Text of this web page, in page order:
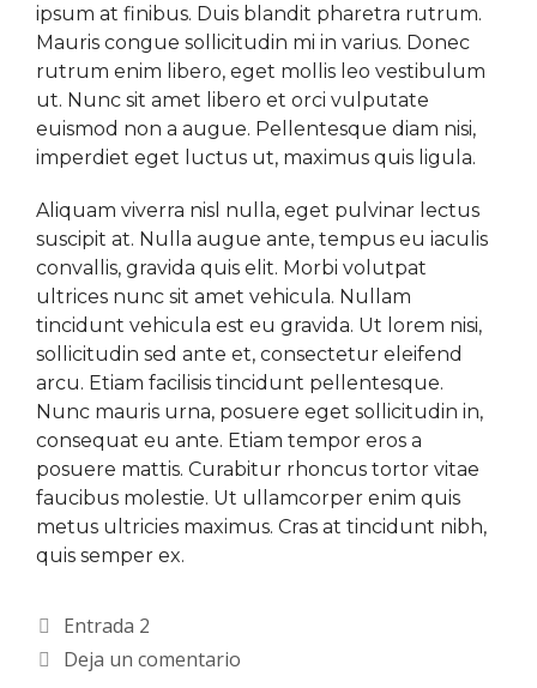
ipsum at finibus. Duis blandit pharetra rutrum.
Mauris congue sollicitudin mi in varius. Donec
rutrum enim libero, eget mollis leo vestibulum
ut. Nunc sit amet libero et orci vulputate
euismod non a augue. Pellentesque diam nisi,
imperdiet eget luctus ut, maximus quis ligula.
Aliquam viverra nisl nulla, eget pulvinar lectus
suscipit at. Nulla augue ante, tempus eu iaculis
convallis, gravida quis elit. Morbi volutpat
ultrices nunc sit amet vehicula. Nullam
tincidunt vehicula est eu gravida. Ut lorem nisi,
sollicitudin sed ante et, consectetur eleifend
arcu. Etiam facilisis tincidunt pellentesque.
Nunc mauris urna, posuere eget sollicitudin in,
consequat eu ante. Etiam tempor eros a
posuere mattis. Curabitur rhoncus tortor vitae
faucibus molestie. Ut ullamcorper enim quis
metus ultricies maximus. Cras at tincidunt nibh,
quis semper ex.
Entrada 2
Deja un comentario